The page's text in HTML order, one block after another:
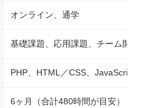
オンライン、通学
基礎課題、応用課題、チーム開発
PHP、HTML／CSS、JavaScript
6ヶ月（合計480時間が目安）